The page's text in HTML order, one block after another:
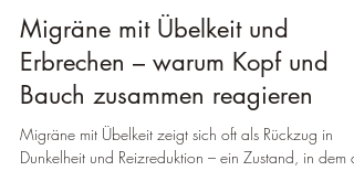
Migräne mit Übelkeit und
Erbrechen – warum Kopf und
Bauch zusammen reagieren